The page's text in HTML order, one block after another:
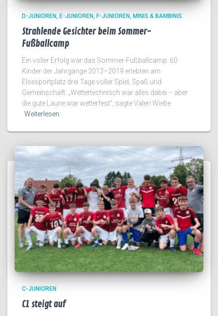
D-JUNIOREN E-JUNIOREN F-JUNIOREN MINIS & BAMBINIS
Strahlende Gesichter beim Sommer-
Fußballcamp
Ein voller Erfolg war das Sommer-Fußballcamp. 60
Kinder der Jahrgänge 2012–2019 erlebten am
Elsesportplatz drei Tage voller Spiel, Spaß und
Gemeinschaft. „Wettertechnisch war alles dabei – aber
die gute Laune war wetterfest“, sagte Valeri Wiebe
Weiterlesen
C-JUNIOREN
C1 steigt auf